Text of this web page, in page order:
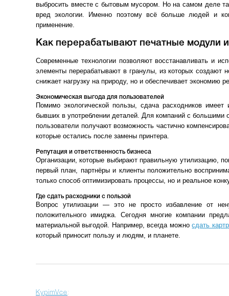
выбросить вместе с бытовым мусором. Но на самом деле
вред экологии. Именно поэтому всё больше людей и
применение.
Как перерабатывают печатные модули
Современные технологии позволяют восстанавливать и
элементы перерабатывают в гранулы, из которых
снижает нагрузку на природу, но и обеспечивает экономию
Экономическая выгода для пользователей
Помимо экологической пользы, сдача расходников
бывших в употреблении деталей. Для компаний с большими
пользователи получают возможность частично
которые остались после замены принтера.
Репутация и ответственность бизнеса
Организации, которые выбирают правильную утилизацию,
первый план, партнёры и клиенты положительно
только способ оптимизировать процессы, но и реальное
Где сдать расходники с пользой
Вопрос утилизации — это не просто избавление от
положительного имиджа. Сегодня многие компании
материальной выгодой. Например, всегда можносдать
который приносит пользу и людям, и планете.
KypimVce: